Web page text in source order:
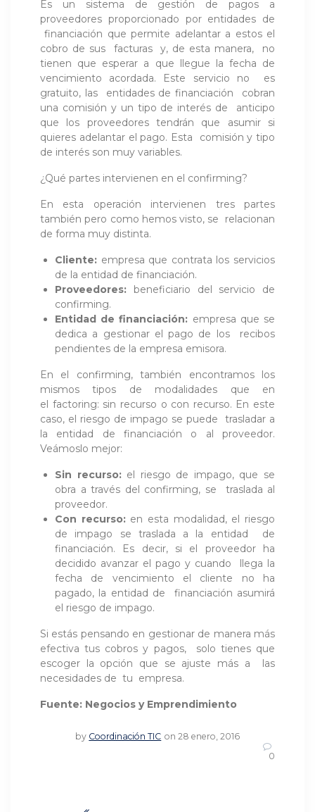
Es un sistema de gestión de pagos a
proveedores proporcionado por entidades de
financiación que permite adelantar a estos el
cobro de sus facturas y, de esta manera, no
tienen que esperar a que llegue la fecha de
vencimiento acordada. Este servicio no es
gratuito, las entidades de financiación cobran
una comisión y un tipo de interés de anticipo
que los proveedores tendrán que asumir si
quieres adelantar el pago. Esta comisión y tipo
de interés son muy variables.
¿Qué partes intervienen en el confirming?
En esta operación intervienen tres partes
también pero como hemos visto, se relacionan
de forma muy distinta.
Cliente: empresa que contrata los servicios
de la entidad de financiación.
Proveedores: beneficiario del servicio de
confirming.
Entidad de financiación: empresa que se
dedica a gestionar el pago de los recibos
pendientes de la empresa emisora.
En el confirming, también encontramos los
mismos tipos de modalidades que en
el factoring: sin recurso o con recurso. En este
caso, el riesgo de impago se puede trasladar a
la entidad de financiación o al proveedor.
Veámoslo mejor:
Sin recurso:el riesgo de impago, que se
obra a través del confirming, se traslada al
proveedor.
Con recurso:en esta modalidad, el riesgo
de impago se traslada a la entidad de
financiación. Es decir, si el proveedor ha
decidido avanzar el pago y cuando llega la
fecha de vencimiento el cliente no ha
pagado, la entidad de financiación asumirá
el riesgo de impago.
Si estás pensando en gestionar de manera más
efectiva tus cobros y pagos, solo tienes que
escoger la opción que se ajuste más a las
necesidades de tu empresa.
Fuente: Negocios y Emprendimiento
by Coordinación TIC on 28 enero, 2016
0
Navegación